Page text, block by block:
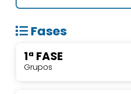
Fases
1ª FASE
Grupos